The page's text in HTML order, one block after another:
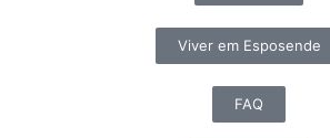
Viver em Esposende
FAQ